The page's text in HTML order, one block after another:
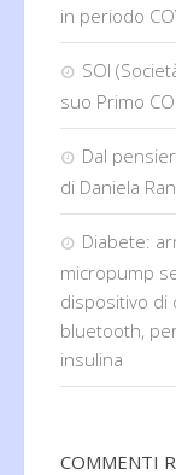
in periodo
SOI
suo Primo
Dal
di Daniela
Diabete:
micropump
dispositivo di
bluetooth,
insulina
COMMENTI